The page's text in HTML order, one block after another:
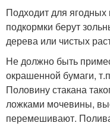
Подходит для ягодных
подкормки берут
дерева или чистых
Не должно быть
окрашенной бумаги,
Половину стакана
ложками мочевины,
перемешивают.